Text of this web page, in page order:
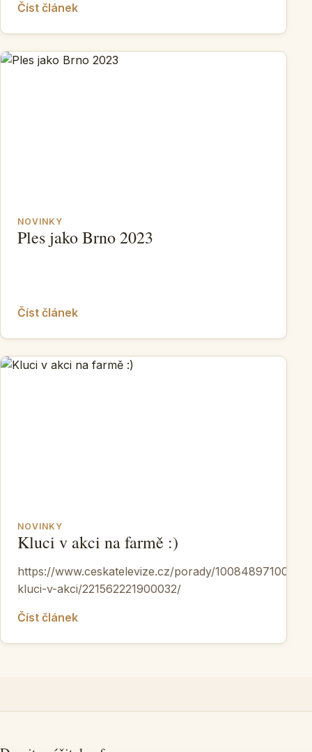
Číst článek
NOVINKY
Ples jako Brno 2023
Číst článek
NOVINKY
Kluci v akci na farmě :)
https://www.ceskatelevize.cz/porady/10084897100-
kluci-v-akci/221562221900032/
Číst článek